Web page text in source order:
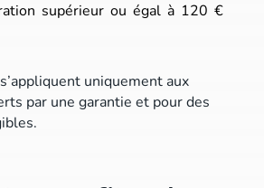
supérieur ou égal à 120 €
uniquement aux
par une garantie et pour des